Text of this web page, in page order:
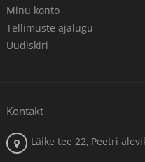
Minu konto
Tellimuste ajalugu
Uudiskiri
Kontakt
Läike tee 22, Peetri